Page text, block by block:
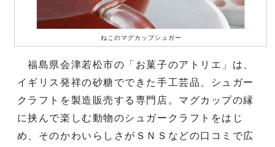
ねこのマグカップシュガー
福島県会津若松市の「お菓子のアトリエ」は、
イギリス発祥の砂糖でできた手工芸品、シュガー
クラフトを製造販売する専門店。マグカップの縁
に挟んで楽しむ動物のシュガークラフトをはじ
め、そのかわいらしさがＳＮＳなどの口コミで広